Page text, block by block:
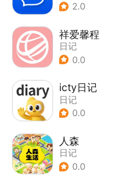
2.0
祥爱馨程
日记
0.0
icty日记
日记
0.0
人森
日记
0.0